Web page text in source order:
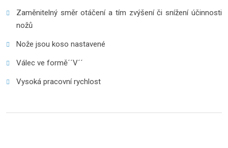
Zaměnitelný směr otáčení a tím zvýšení či snížení účinnosti
nožů
Nože jsou koso nastavené
Válec ve formě´´V´´
Vysoká pracovní rychlost